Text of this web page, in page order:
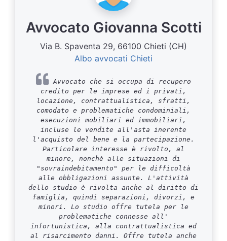
Avvocato Giovanna Scotti
Via B. Spaventa 29, 66100 Chieti (CH)
Albo avvocati Chieti
Avvocato che si occupa di recupero
credito per le imprese ed i privati,
locazione, contrattualistica, sfratti,
comodato e problematiche condominiali,
esecuzioni mobiliari ed immobiliari,
incluse le vendite all'asta inerente
l'acquisto del bene e la partecipazione.
Particolare interesse è rivolto, al
minore, nonchè alle situazioni di
"sovraindebitamento" per le difficoltà
alle obbligazioni assunte. L'attività
dello studio è rivolta anche al diritto di
famiglia, quindi separazioni, divorzi, e
minori. Lo studio offre tutela per le
problematiche connesse all'
infortunistica, alla contrattualistica ed
al risarcimento danni. Offre tutela anche